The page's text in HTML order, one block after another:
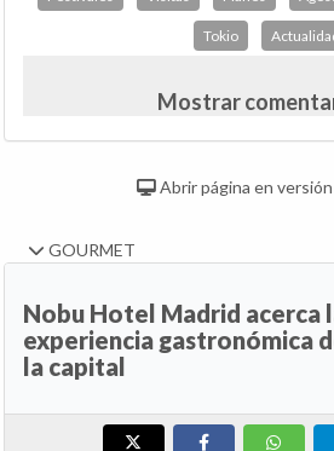
Tokio
Mostrar
Abrir página en
GOURMET
Nobu Hotel Madrid acerca
experiencia gastronómica
la capital